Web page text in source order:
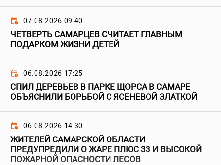
07.08.2026 09:40
ЧЕТВЕРТЬ САМАРЦЕВ СЧИТАЕТ ГЛАВНЫМ
ПОДАРКОМ ЖИЗНИ ДЕТЕЙ
06.08.2026 17:25
СПИЛ ДЕРЕВЬЕВ В ПАРКЕ ЩОРСА В САМАРЕ
ОБЪЯСНИЛИ БОРЬБОЙ С ЯСЕНЕВОЙ ЗЛАТКОЙ
06.08.2026 14:30
ЖИТЕЛЕЙ САМАРСКОЙ ОБЛАСТИ
ПРЕДУПРЕДИЛИ О ЖАРЕ ПЛЮС 33 И ВЫСОКОЙ
ПОЖАРНОЙ ОПАСНОСТИ ЛЕСОВ